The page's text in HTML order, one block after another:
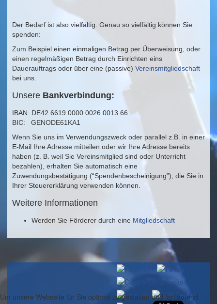
Der Bedarf ist also vielfältig. Genau so vielfältig können Sie
spenden:
Zum Beispiel einen einmaligen Betrag per Überweisung, oder
einen regelmäßigen Betrag durch Einrichten eins
Dauerauftrags oder über eine (passive) Vereinsmitgliedschaft
bei uns.
Unsere Bankverbindung:
IBAN: DE42 6619 0000 0026 0013 66
BIC: GENODE61KA1
Wenn Sie uns im Verwendungszweck oder parallel z.B. in einer
E-Mail Ihre Adresse mitteilen oder wir Ihre Adresse bereits
haben (z. B. weil Sie Vereinsmitglied sind oder Unterricht
bezahlen), erhalten Sie automatisch eine
Zuwendungsbestätigung (“Spendenbescheinigung”), die Sie in
Ihrer Steuererklärung verwenden können.
Weitere Informationen
Werden Sie Förderer durch eine Mitgliedschaft
Um unsere Webseite für Sie optimal zu gestalten und fortlaufend